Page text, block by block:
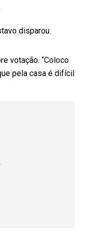
disparou.
votação. “Coloco
pela casa é difícil